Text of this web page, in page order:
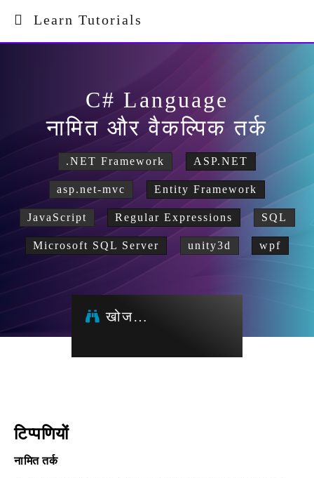
Learn Tutorials
C# Language
नामित और वैकल्पिक तर्क
.NET Framework ASP.NET
asp.net-mvc Entity Framework
JavaScript Regular Expressions SQL
Microsoft SQL Server unity3d wpf
खोज…
टिप्पणियों
नामित तर्क